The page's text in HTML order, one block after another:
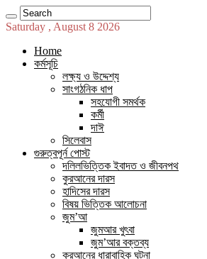
Saturday , August 8 2026
Home
কর্মসূচি
লক্ষ্য ও উদ্দেশ্য
সাংগঠনিক ধাপ
সহযোগী সমর্থক
কর্মী
দাঈ
সিলেবাস
গুরুত্বপূর্ন পোস্ট
দলিলভিত্তিক ইবাদত ও জীবনপথ
কুরআনের দারস
হাদিসের দারস
বিষয় ভিত্তিক আলোচনা
জুম’আ
জুমআর খুৎবা
জুম’আর বক্তব্য
কুরআনের ধারাবাহিক ঘটনা